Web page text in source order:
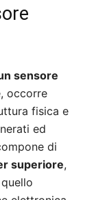
sensore
occorre
fisica e
ed
di
superiore,